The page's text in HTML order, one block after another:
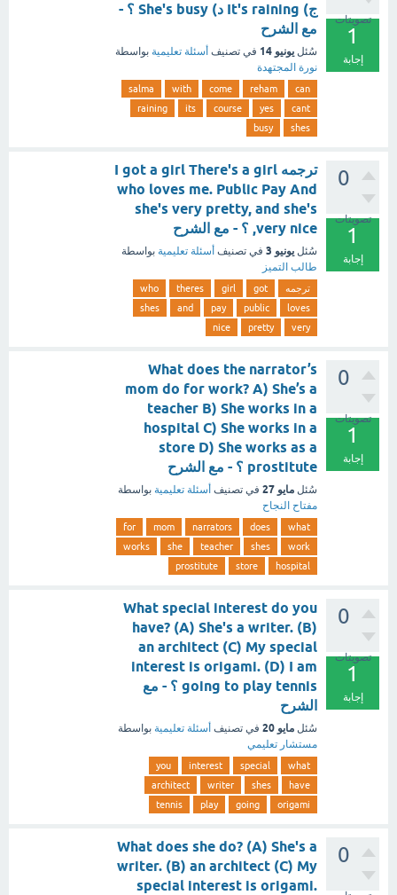
تصويتات
1
إجابة
ج) It's raining د) She's busy ؟ -
مع الشرح
سُئل يونيو 14 في تصنيف أسئلة تعليمية بواسطة
نورة المجتهدة
can
reham
come
with
salma
cant
yes
course
its
raining
shes
busy
0
تصويتات
1
إجابة
ترجمه I got a girl There's a girl
who loves me. Public Pay And
she's very pretty, and she's
very nice, ؟ - مع الشرح
سُئل يونيو 3 في تصنيف أسئلة تعليمية بواسطة
طالب التميز
ترجمه got
girl
theres
who
loves
public
pay
and
shes
very
pretty
nice
0
تصويتات
1
إجابة
What does the narrator’s
mom do for work? A) She’s a
teacher B) She works in a
hospital C) She works in a
store D) She works as a
prostitute ؟ - مع الشرح
سُئل مايو 27 في تصنيف أسئلة تعليمية بواسطة
مفتاح النجاح
what
does
narrators
mom
for
work
shes
teacher
she
works
hospital
store
prostitute
0
تصويتات
1
إجابة
What special interest do you
have? (A) She's a writer. (B)
an architect (C) My special
interest is origami. (D) I am
going to play tennis ؟ - مع
الشرح
سُئل مايو 20 في تصنيف أسئلة تعليمية بواسطة
مستشار تعليمي
what
special
interest
you
have
shes
writer
architect
origami
going
play
tennis
0
What does she do? (A) She's a
writer. (B) an architect (C) My
special interest is origami.